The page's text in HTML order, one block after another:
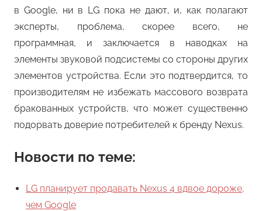
в Google, ни в LG пока не дают, и, как полагают
эксперты, проблема, скорее всего, не
программная, и заключается в наводках на
элементы звуковой подсистемы со стороны других
элементов устройства. Если это подтвердится, то
производителям не избежать массового возврата
бракованных устройств, что может существенно
подорвать доверие потребителей к бренду Nexus.
Новости по теме:
LG планирует продавать Nexus 4 вдвое дороже,
чем Google